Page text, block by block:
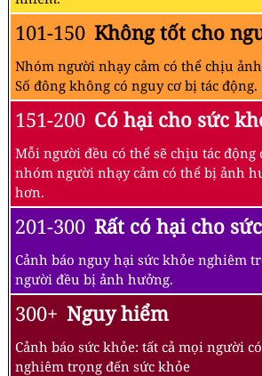
101-150 Không tốt cho
Nhóm người nhạy cảm có thể chịu
Số đông không có nguy cơ bị tác động.
151-200 Có hại cho sức
Mỗi người đều có thể sẽ chịu tác động
nhóm người nhạy cảm có thể bị ảnh
hơn.
201-300 Rất có hại cho
Cảnh báo nguy hại sức khỏe nghiêm
người đều bị ảnh hưởng.
300+ Nguy hiểm
Cảnh báo sức khỏe: tất cả mọi người
nghiêm trọng đến sức khỏe